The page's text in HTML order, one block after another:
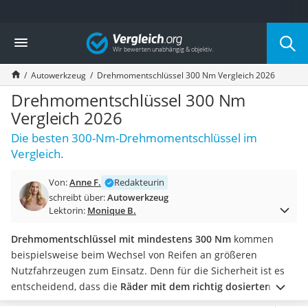
Die beliebtesten Vergleiche nach Kategorie
Auto & Motor
Fahrradträger-Anhängerkupplung (4 Fahrräder)
Fahrradträger
Fahrradträger (Anhängerkupplung)
Fahrradträger 3 Fahrräder
Benzinkanister (20 l)
Dashcam
Fahrradträger E-Bike
Marderschreck
Wagenheber 3t
AGM-Batterie Wohnmobil
Thule-Fahrradträger
FM-Transmitter
Sommerreifen 205/55 R16
Autobatterie-Ladegerät
Starthilfe mit Kompressor
Vergleich
Autowerkzeug Drehmomentschlüssel 300 Nm Vergleich 2026
Drehmomentschlüssel 300 Nm
Vergleich 2026
Die besten 300-Nm-Drehmomentschlüssel im
Vergleich.
Von:Anne F.
Redakteurin
schreibt über:Autowerkzeug
Lektorin: Monique B.
Drehmomentschlüssel mit mindestens 300 Nm kommen
beispielsweise beim Wechsel von Reifen an größeren
Nutzfahrzeugen zum Einsatz. Denn für die Sicherheit ist es
entscheidend, dass die Räder mit dem richtig dosierten
Kraftaufwand angezogenwerden.Laut verschiedener Tests